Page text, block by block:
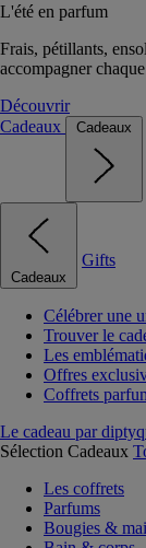
L'été en parfum
Frais, pétillants,
accompagner
Découvrir
Cadeaux
Cadeaux
Cadeaux
Gifts
Célébrer une
Trouver le
Les
Offres
Coffrets
Le cadeau par
Sélection Cadeaux
Les coffrets
Parfums
Bougies &